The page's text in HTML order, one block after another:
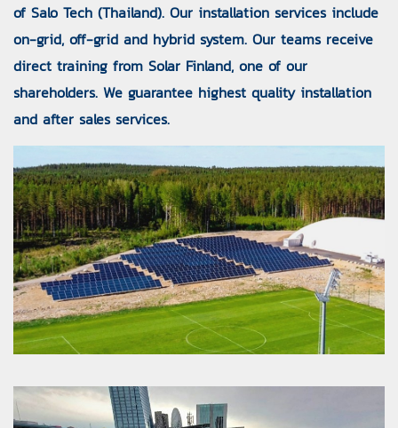
of Salo Tech (Thailand). Our installation services include
on-grid, off-grid and hybrid system. Our teams receive
direct training from Solar Finland, one of our
shareholders. We guarantee highest quality installation
and after sales services.